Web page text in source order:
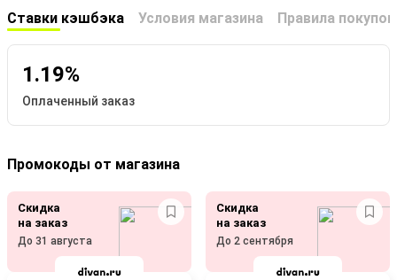
Ставки кэшбэка Условия магазина Правила покупок
1.19%
Оплаченный заказ
Промокоды от магазина
Скидка
на заказ
До 31 августа
Скидка
на заказ
До 2 сентября